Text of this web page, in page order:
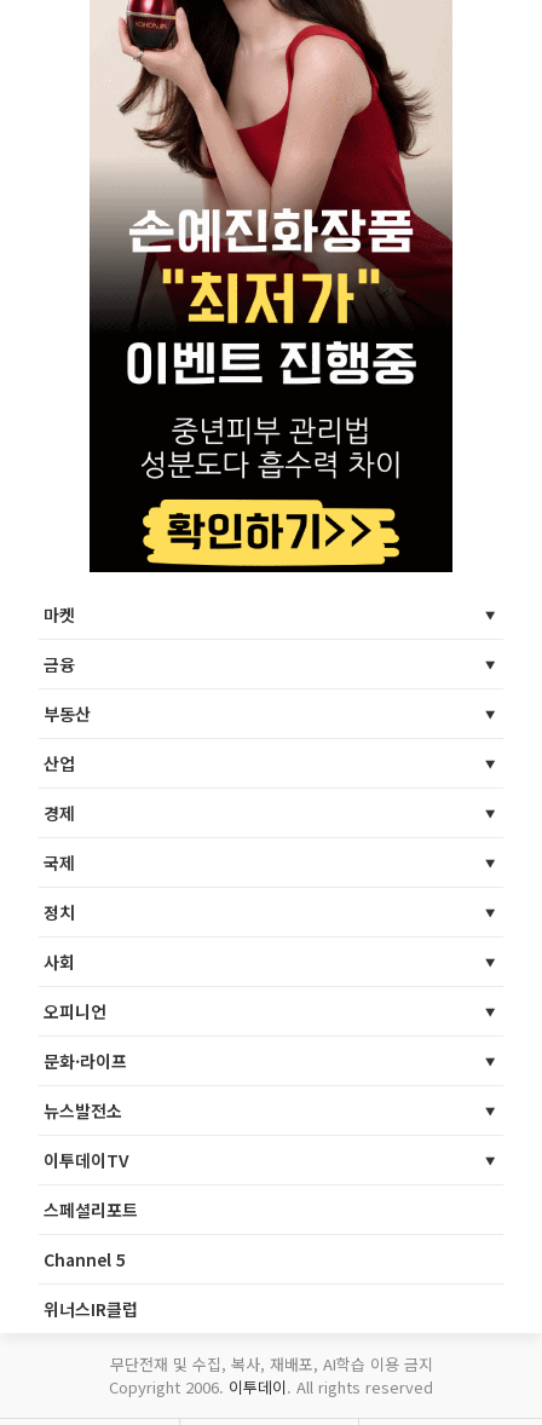
마켓
금융
부동산
산업
경제
국제
정치
사회
오피니언
문화·라이프
뉴스발전소
이투데이TV
스페셜리포트
Channel 5
위너스IR클럽
무단전재 및 수집, 복사, 재배포, AI학습 이용 금지
Copyright 2006. 이투데이. All rights reserved